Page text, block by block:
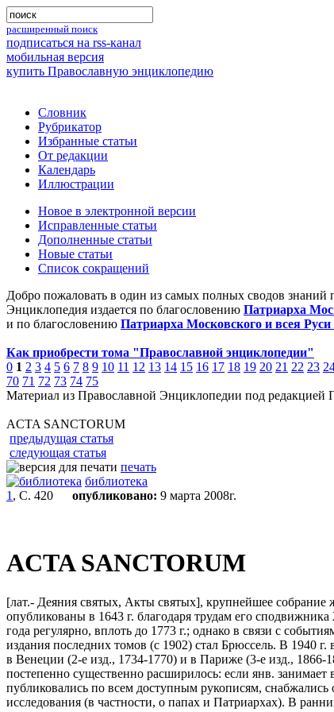
расширенный поиск
подписаться на rss-канал
мобильная версия
купить Православную энциклопедию
Словник
Рубрикатор
Избранные статьи
От редакции
Календарь
Иллюстрации
Новое в электронной версии
Исправленные статьи
Дополненные статьи
Новые статьи
Список сокращений
Добро пожаловать в один из самых полных сводов
Энциклопедия издается по благословению Патриарха
и по благословению Патриарха Московского и всея
Как приобрести тома "Православной энциклопедии"
0 1 2 3 4 5 6 7 8 9 10 11 12 13 14 15 16 17 18 19 20 21 22 23
70 71 72 73 74 75
Материал из Православной Энциклопедии под редакцией
ACTA SANCTORUM
предыдущая статья
следующая статья
печать
библиотека
1 , С. 420 опубликовано: 9 марта 2008г.
ACTA SANCTORUM
[лат.- Деяния святых, Акты святых], крупнейшее собрание
опубликованы в 1643 г. благодаря трудам его
года регулярно, вплоть до 1773 г.; однако в связи с
издания последних томов (с 1902) стал Брюссель. В 1940
в Венеции (2-е изд., 1734-1770) и в Париже (3-е изд., 1866-
постепенно существенно расширилось: если янв.
публиковались по всем доступным рукописям,
исследования (в частности, о папах и Патриархах). В